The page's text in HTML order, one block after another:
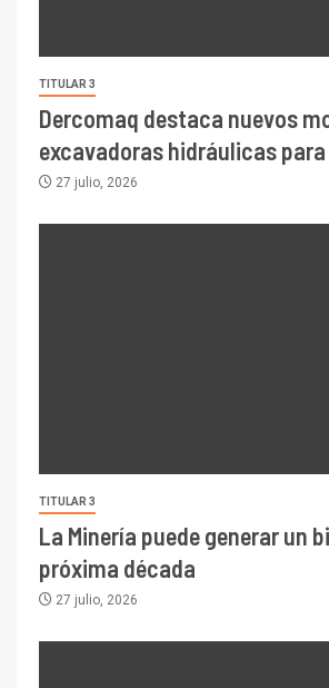
TITULAR 3
Dercomaq destaca nuevos
excavadoras hidráulicas
27 julio, 2026
TITULAR 3
La Minería puede generar un
próxima década
27 julio, 2026